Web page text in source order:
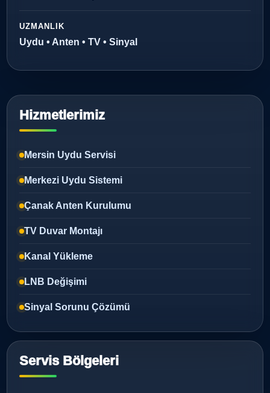
UZMANLIK
Uydu • Anten • TV • Sinyal
Hizmetlerimiz
Mersin Uydu Servisi
Merkezi Uydu Sistemi
Çanak Anten Kurulumu
TV Duvar Montajı
Kanal Yükleme
LNB Değişimi
Sinyal Sorunu Çözümü
Servis Bölgeleri